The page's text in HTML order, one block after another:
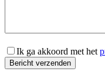
Ik ga akkoord met het
Bericht verzenden